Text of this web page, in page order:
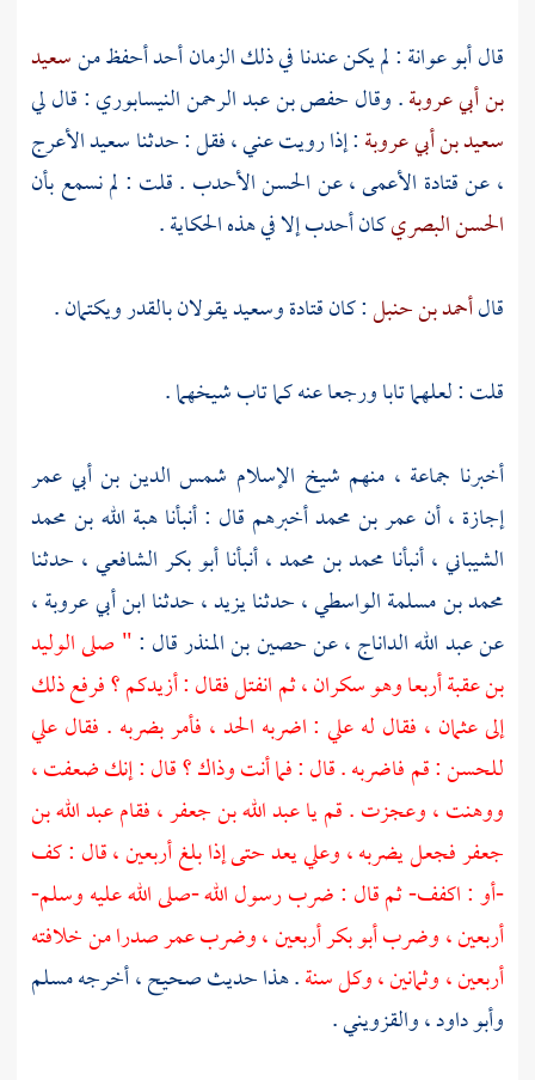
قالأبو عوانة: لم يكن عندنا في ذلك الزمان أحد أحفظ منسعيد
بن أبي عروبة. وقالحفص بن عبد الرحمن النيسابوري: قال لي
سعيد بن أبي عروبة: إذا رويت عني ، فقل : حدثناسعيد الأعرج
،عنقتادة الأعمى ،عنالحسن الأحدب . قلت : لم نسمع بأن
الحسن البصريكان أحدب إلا في هذه الحكاية .
قالأحمد بن حنبل: كانقتادةوسعيديقولان بالقدر ويكتمان .
قلت : لعلهما تابا ورجعا عنه كما تاب شيخهما .
أخبرنا جماعة ، منهم شيخ الإسلام شمس الدين بن أبي عمر
إجازة ، أن عمر بن محمدأخبرهم قال : أنبأناهبة الله بن محمد
الشيباني ،أنبأنا محمد بن محمد ،أنبأناأبو بكر الشافعي ، حدثنا
محمد بن مسلمة الواسطي ،حدثنايزيد ،حدثناابن أبي عروبة ،
عنعبد الله الداناج ،عنحصين بن المنذرقال :" صلىالوليد
بن عقبةأربعا وهو سكران ، ثم انفتل فقال : أزيدكم ؟ فرفع ذلك
إلىعثمان ، فقال لهعلي : اضربه الحد ، فأمر بضربه . فقالعلي
للحسن: قم فاضربه . قال : فما أنت وذاك ؟ قال : إنك ضعفت ،
ووهنت ، وعجزت . قم ياعبد الله بن جعفر ،فقامعبد الله بن
جعفرفجعل يضربه ،وعلييعد حتى إذا بلغ أربعين ، قال : كف
-أو : اكفف- ثم قال : ضرب رسول الله -صلى الله عليه وسلم-
أربعين ، وضربأبو بكرأربعين ، وضربعمرصدرا من خلافته
أربعين ، وثمانين ، وكل سنة. هذا حديث صحيح ، أخرجهمسلم
وأبو داود ،والقزويني.